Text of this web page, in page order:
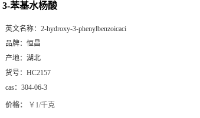
3-苯基水杨酸
英文名称： 2-hydroxy-3-phenylbenzoicaci
品牌： 恒昌
产地： 湖北
货号： HC2157
cas： 304-06-3
价格： ￥1/千克